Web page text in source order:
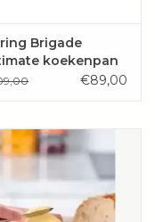
Brigade
koekenpan
€89,00